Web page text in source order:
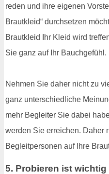
reden und ihre eigenen
Brautkleid“ durchsetzen
Brautkleid Ihr Kleid wird
Sie ganz auf Ihr Bauchgefühl.
Nehmen Sie daher nicht zu
ganz unterschiedliche
mehr Begleiter Sie dabei
werden Sie erreichen. Daher
Begleitpersonen auf Ihre
5. Probieren ist wichtig